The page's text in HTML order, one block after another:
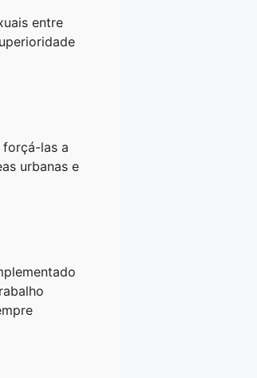
entre
las a
urbanas e